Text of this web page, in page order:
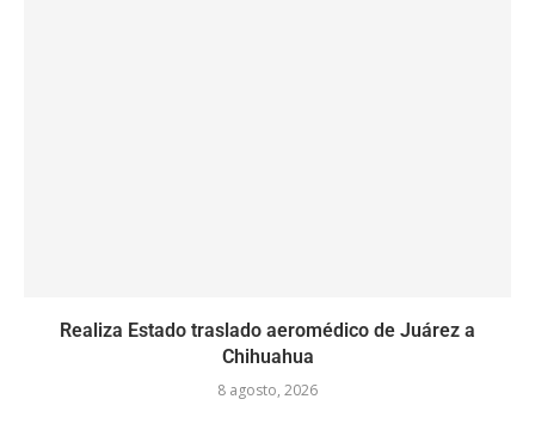
Realiza Estado traslado aeromédico de Juárez a
Chihuahua
8 agosto, 2026